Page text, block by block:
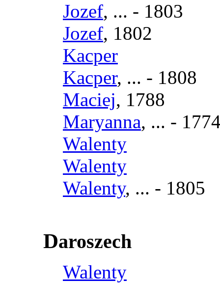
Jozef, ... - 1803
Jozef, 1802
Kacper
Kacper, ... - 1808
Maciej, 1788
Maryanna, ... -
Walenty
Walenty
Walenty, ... - 1805
Daroszech
Walenty